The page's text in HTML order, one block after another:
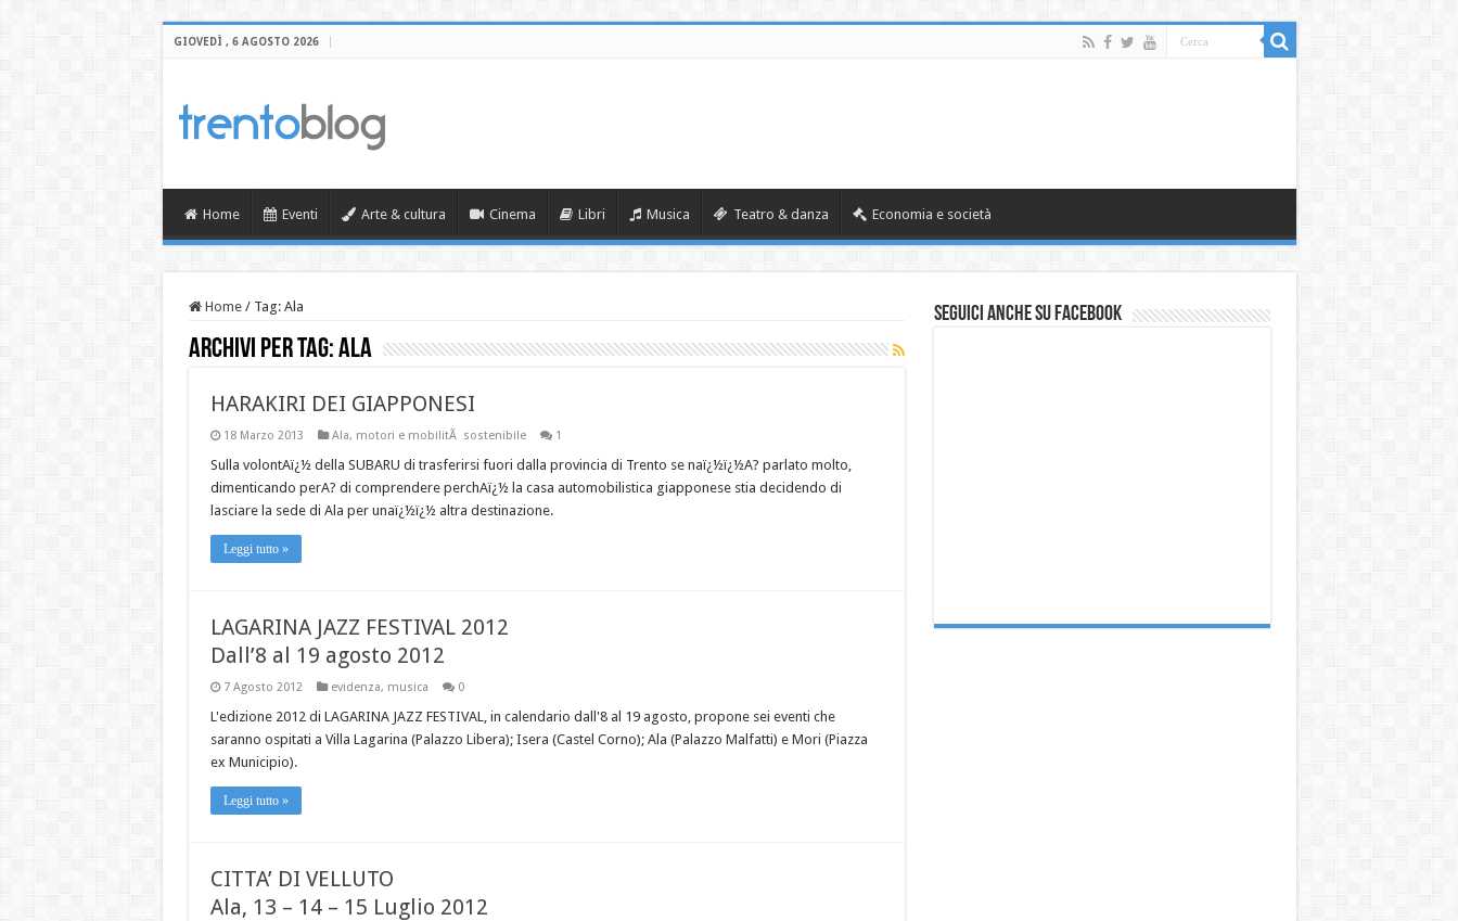
GIOVEDÌ , 6 AGOSTO 2026
Home Eventi Arte & cultura Cinema Libri Musica Teatro & danza Economia e società
Home / Tag: Ala
Archivi per tag:Ala
HARAKIRI DEI GIAPPONESI
18 Marzo 2013 Ala, motori e mobilitÃ sostenibile 1
Sulla volontAï¿½ della SUBARU di trasferirsi fuori dalla provincia di Trento se naï¿½ï¿½A? parlato molto,
dimenticando perA? di comprendere perchAï¿½ la casa automobilistica giapponese stia decidendo di
lasciare la sede di Ala per unaï¿½ï¿½ altra destinazione.
Leggi tutto »
LAGARINA JAZZ FESTIVAL 2012
Dall’8 al 19 agosto 2012
7 Agosto 2012 evidenza, musica 0
L'edizione 2012 di LAGARINA JAZZ FESTIVAL, in calendario dall'8 al 19 agosto, propone sei eventi che
saranno ospitati a Villa Lagarina (Palazzo Libera); Isera (Castel Corno); Ala (Palazzo Malfatti) e Mori (Piazza
ex Municipio).
Leggi tutto »
CITTA’ DI VELLUTO
Ala, 13 – 14 – 15 Luglio 2012
Seguici anche su Facebook